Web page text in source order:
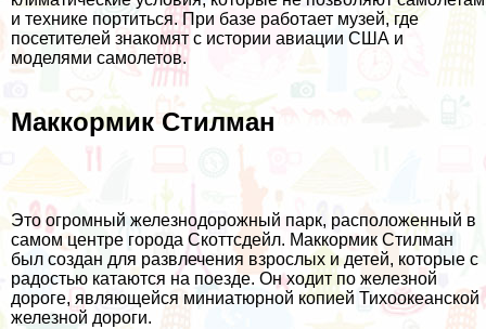
и технике портиться. При базе работает музей, где
посетителей знакомят с истории авиации США и
моделями самолетов.
Маккормик Стилман
Это огромный железнодорожный парк, расположенный в
самом центре города Скоттсдейл. Маккормик Стилман
был создан для развлечения взрослых и детей, которые с
радостью катаются на поезде. Он ходит по железной
дороге, являющейся миниатюрной копией Тихоокеанской
железной дороги.